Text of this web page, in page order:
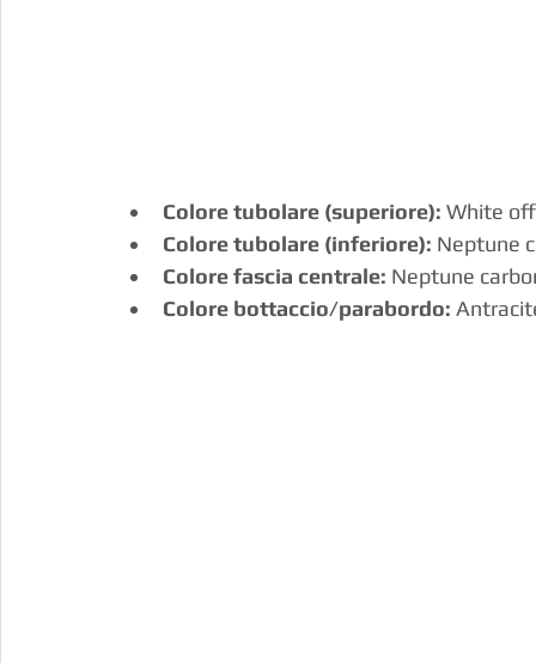
Colore tubolare (superiore): White
Colore tubolare (inferiore): Neptune
Colore fascia centrale: Neptune
Colore bottaccio/parabordo: